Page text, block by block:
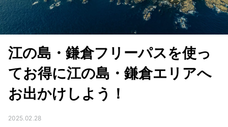
江の島・鎌倉フリーパスを使っ
てお得に江の島・鎌倉エリアへ
お出かけしよう！
2025.02.28